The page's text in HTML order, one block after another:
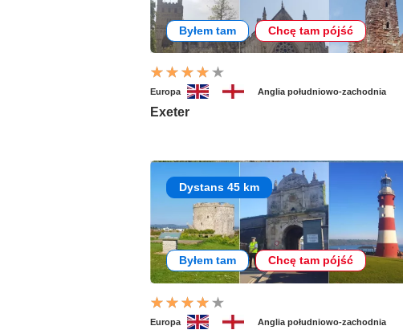
Byłem tam Chcę tam pójść
Europa Anglia południowo-zachodnia
Exeter
Dystans 45 km
Byłem tam Chcę tam pójść
Europa Anglia południowo-zachodnia